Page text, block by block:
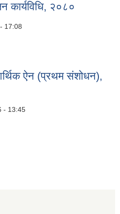
कार्यविधि, २०८०
17:08
२०८०
ऐन (प्रथम संशोधन),
- 13:45